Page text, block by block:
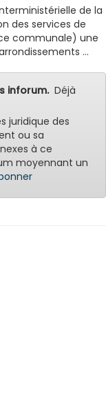
de la
des services de
communale) une
...
inforum.Déjà
juridique des
ou sa
à ce
moyennant un